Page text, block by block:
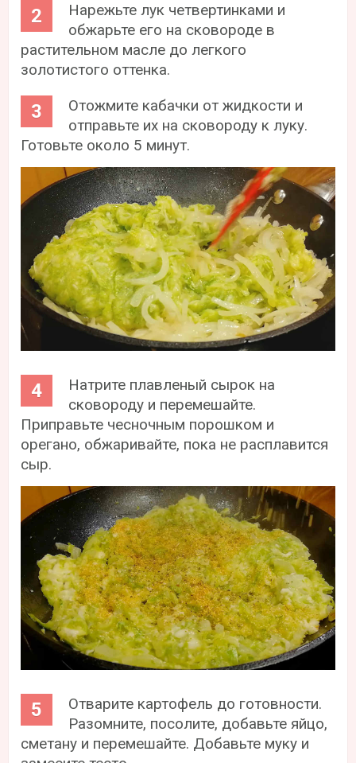
Нарежьте лук четвертинками и
обжарьте его на сковороде в
растительном масле до легкого
золотистого оттенка.
Отожмите кабачки от жидкости и
отправьте их на сковороду к луку.
Готовьте около 5 минут.
Натрите плавленый сырок на
сковороду и перемешайте.
Приправьте чесночным порошком и
орегано, обжаривайте, пока не расплавится
сыр.
Отварите картофель до готовности.
Разомните, посолите, добавьте яйцо,
сметану и перемешайте. Добавьте муку и